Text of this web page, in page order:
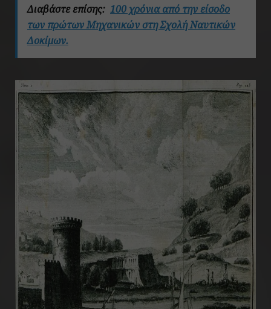
Διαβάστε επίσης: 100 χρόνια από την είσοδο
των πρώτων Μηχανικών στη Σχολή Nαυτικών
Δοκίμων.